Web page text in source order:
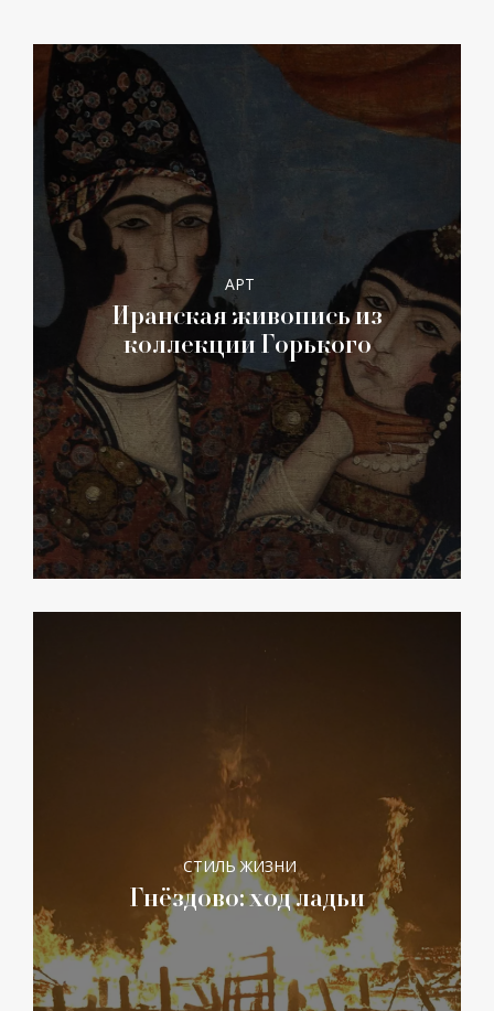
АРТ
Иранская живопись из
коллекции Горького
СТИЛЬ ЖИЗНИ
Гнёздово: ход ладьи